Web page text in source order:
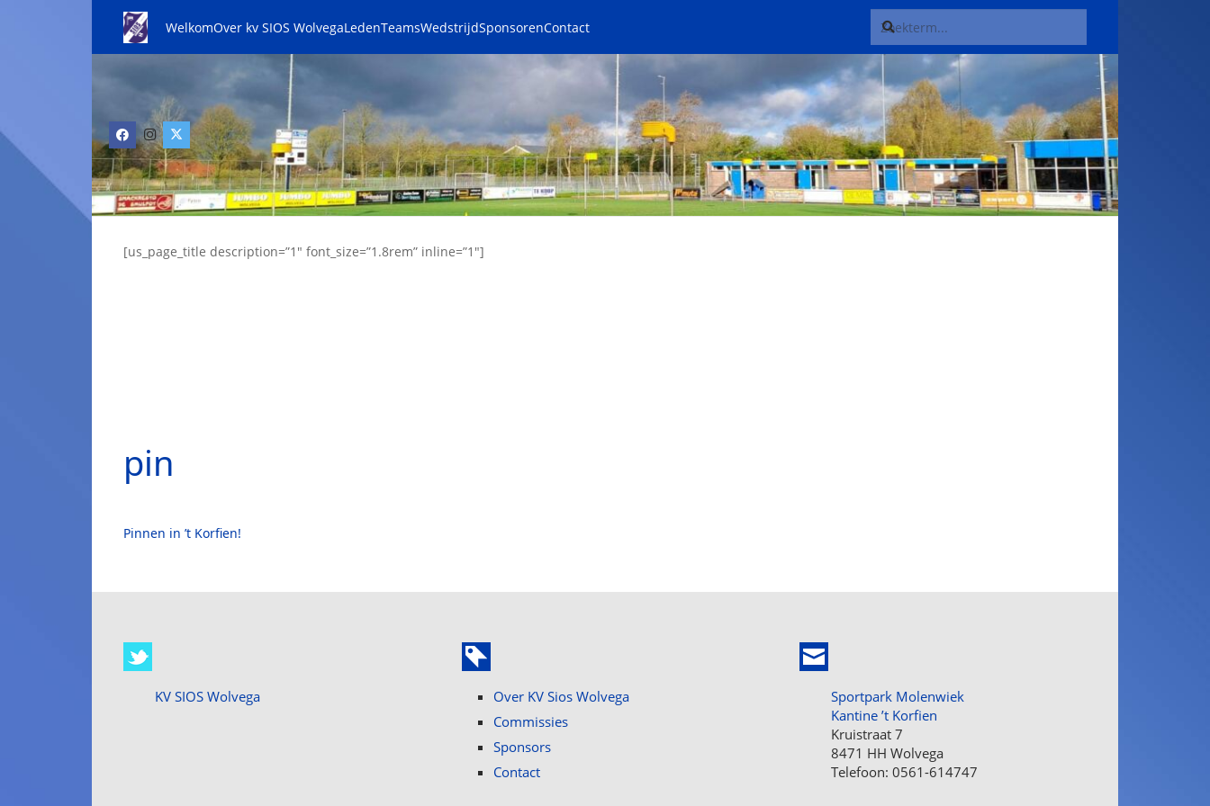
WelkomOver kv SIOS WolvegaLedenTeamsWedstrijdSponsorenContact
[us_page_title description=”1″ font_size=”1.8rem” inline=”1″]
pin
Pinnen in ’t Korfien!
KV SIOS Wolvega
Over KV Sios Wolvega
Commissies
Sponsors
Contact
Sportpark Molenwiek
Kantine ’t Korfien
Kruistraat 7
8471 HH Wolvega
Telefoon: 0561-614747